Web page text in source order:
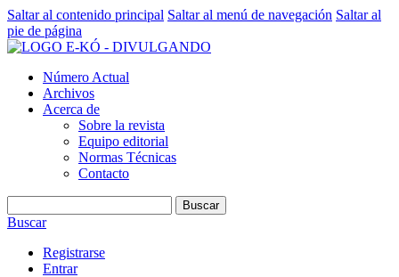
Saltar al contenido principal Saltar al menú de navegación Saltar al
pie de página
Número Actual
Archivos
Acerca de
Sobre la revista
Equipo editorial
Normas Técnicas
Contacto
Buscar
Buscar
Registrarse
Entrar